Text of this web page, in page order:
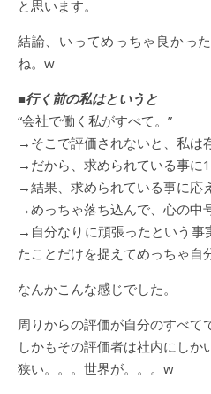
と思います。
結論、いってめっちゃ良かっ
ね。w
■行く前の私はというと
“会社で働く私がすべて。”
→そこで評価されないと、私は
→だから、求められている事に
→結果、求められている事に応
→めっちゃ落ち込んで、心の中
→自分なりに頑張ったという事
たことだけを捉えてめっちゃ自
なんかこんな感じでした。
周りからの評価が自分のすべて
しかもその評価者は社内にしか
狭い。。。世界が。。。w